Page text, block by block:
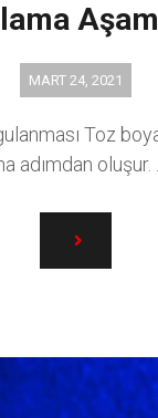
MART 24, 2021
Toz
adımdan oluşur.